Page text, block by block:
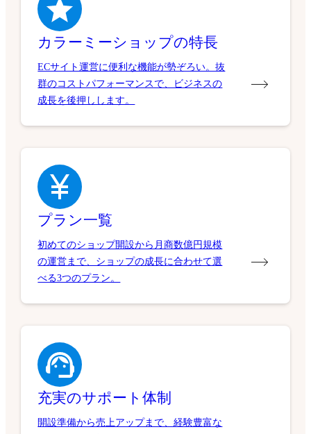
カラーミーショップの特長
ECサイト運営に便利な機能が勢ぞろい。抜
群のコストパフォーマンスで、ビジネスの
成長を後押しします。
プラン一覧
初めてのショップ開設から月商数億円規模
の運営まで、ショップの成長に合わせて選
べる3つのプラン。
充実のサポート体制
開設準備から売上アップまで、経験豊富な